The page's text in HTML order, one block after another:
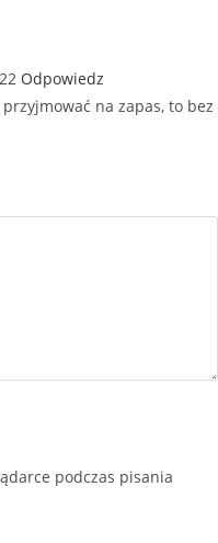
Odpowiedz
na zapas, to bez
podczas pisania